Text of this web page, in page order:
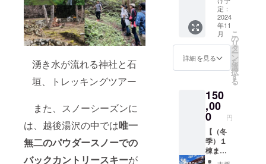
湧き水が流れる神社と石
垣、トレッキングツアー
また、スノーシーズンに
は、越後湯沢の中では唯一
無二のパウダースノーでの
バックカントリースキーが
せてい
ただき
す。）
・有効
期間：
日から1
す。 ・
場所：
THE
ITAYA
・有効
期間：
受取り
日から1
完成後
に宿泊
費100円
で予約
可能で
す。 ・
利用期
間：5月
11月末
・支援
をいた
だいた
後に、
運営側
からの
ご案内
ン相談
（東京
外）】
・新築
からリ
ノベー
ション
一級建
築士が
住まい
づく
り、空
間づく
りのご
相談に
定：
2024
年11
月
詳細を見る
こ
の
リ
タ
ー
ン
を
選
択
す
る
150
,00
0 円
【（冬
季）１
棟まる
ごと１